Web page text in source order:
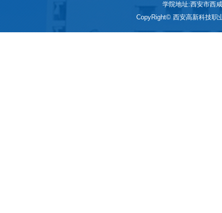
学院地址:西安市西
CopyRight© 西安高新科技职